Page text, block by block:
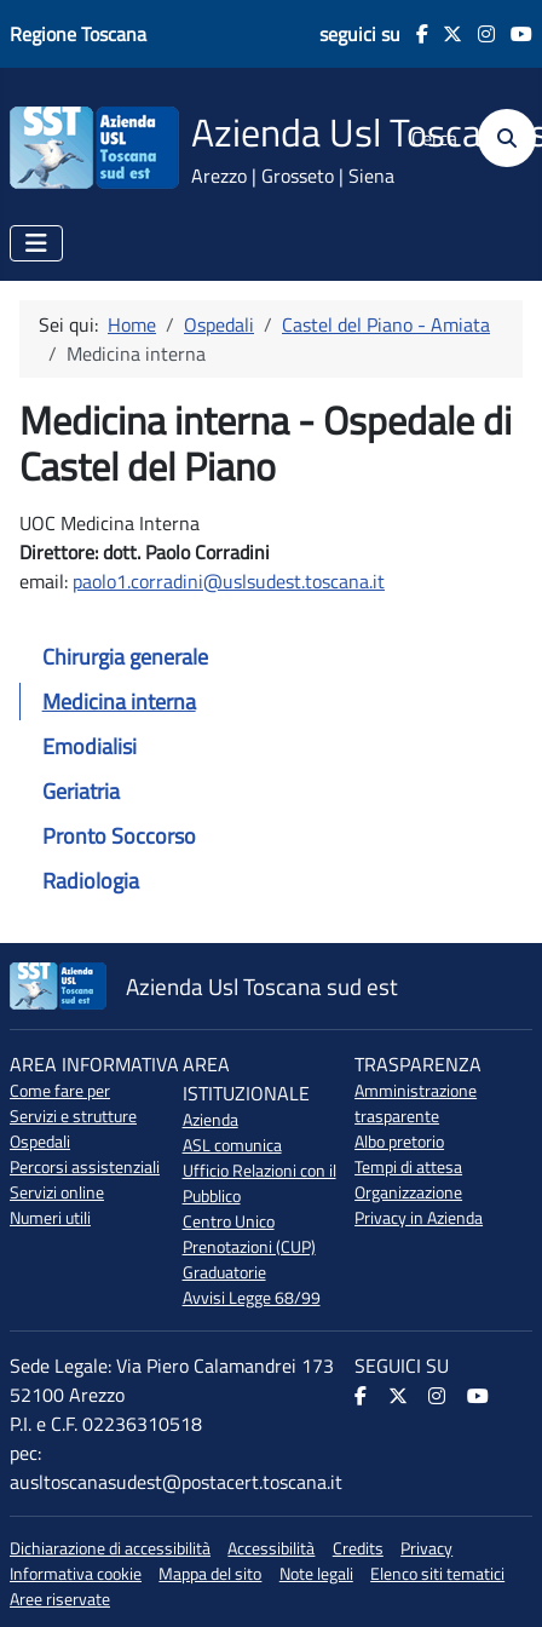
Regione Toscana seguici su
Azienda Usl Toscana
Arezzo | Grosseto | Siena
Cerca
Chirurgia generale
Medicina interna
Emodialisi
Geriatria
Pronto Soccorso
Radiologia
Sei qui: Home Ospedali
Castel del Piano - Amiata
Medicina interna
Medicina interna - Ospedale di
Castel del Piano
UOC Medicina Interna
Direttore: dott. Paolo Corradini
email: paolo1.corradini@uslsudest.toscana.it
Azienda Usl Toscana sud est
AREA INFORMATIVA
Come fare per
Servizi e strutture
Ospedali
Percorsi assistenziali
Servizi online
Numeri utili
AREA
ISTITUZIONALE
Azienda
ASL comunica
Ufficio Relazioni con il
Pubblico
Centro Unico
Prenotazioni (CUP)
Graduatorie
Avvisi Legge 68/99
TRASPARENZA
Amministrazione
trasparente
Albo pretorio
Tempi di attesa
Organizzazione
Privacy in Azienda
Sede Legale: Via Piero Calamandrei 173
52100 Arezzo
P.I. e C.F. 02236310518
pec:
ausltoscanasudest@postacert.toscana.it
SEGUICI SU
Dichiarazione di accessibilità Accessibilità Credits
Privacy
Informativa cookie
Mappa del sito Note legali
Elenco siti tematici
Aree riservate
accessibilità
♲